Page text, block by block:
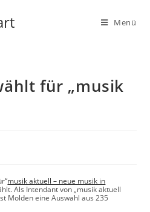
Menü
für „musik
musik aktuell – neue musik in
Als Intendant von „musik aktuell
Molden eine Auswahl aus 235